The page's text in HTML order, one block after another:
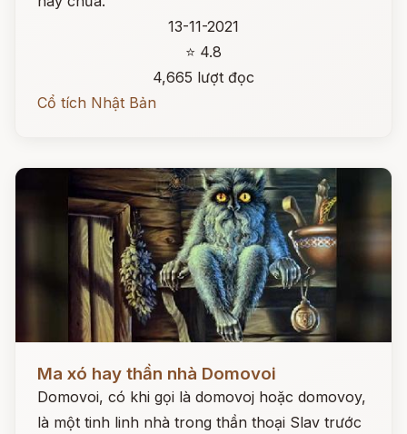
13-11-2021
⭐ 4.8
4,665 lượt đọc
Cổ tích Nhật Bản
Ma xó hay thần nhà Domovoi
Domovoi, có khi gọi là domovoj hoặc domovoy,
là một tinh linh nhà trong thần thoại Slav trước